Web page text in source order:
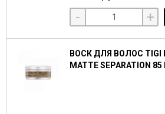
- +
ВОСК ДЛЯ ВОЛОС TIGI
MATTE SEPARATION 85